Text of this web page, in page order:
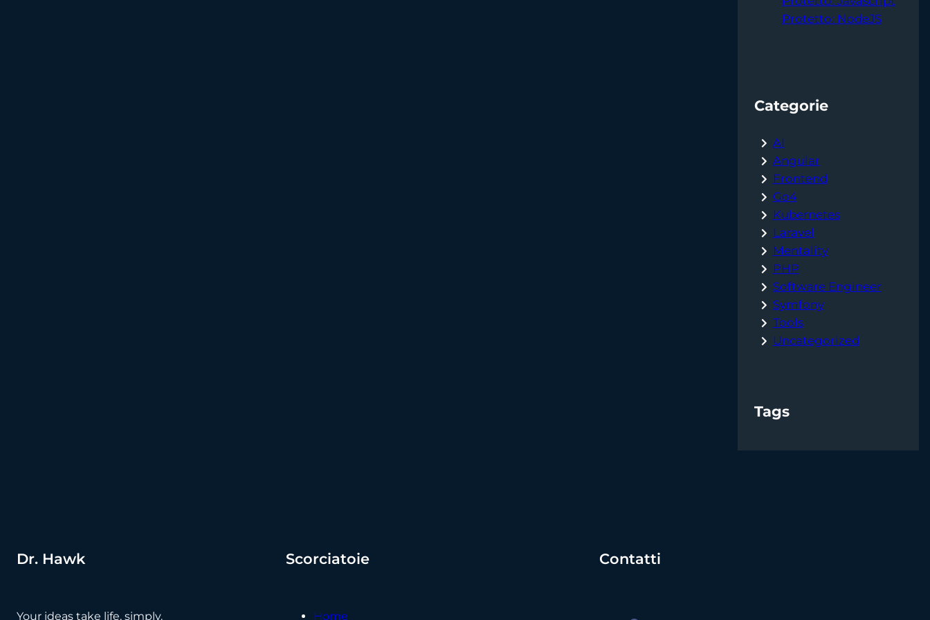
Protetto: NodeJS
Categorie
AI
Angular
Frontend
Go4
Kubernetes
Laravel
Mentality
PHP
Software Engineer
Symfony
Tools
Uncategorized
Tags
Dr. Hawk
Your ideas take life, simply.
Scorciatoie
Home
Contatti